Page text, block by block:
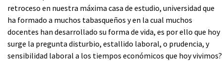
retroceso en nuestra máxima casa de estudio, universidad que
ha formado a muchos tabasqueños y en la cual muchos
docentes han desarrollado su forma de vida, es por ello que hoy
surge la pregunta disturbio, estallido laboral, o prudencia, y
sensibilidad laboral a los tiempos económicos que hoy vivimos?